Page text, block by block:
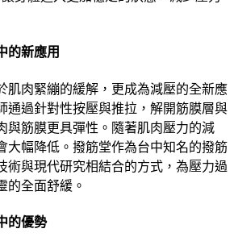
的新應用
肌肉緊繃的緩解，更成為減壓的全新應
通過針對性按壓與推拉，解開筋膜層與
與筋膜更具彈性。隨著肌肉壓力的減
大幅降低。撥筋堂作為台中知名的撥筋
術與現代研究相結合的方式，為壓力過
的全面舒緩。
的優勢